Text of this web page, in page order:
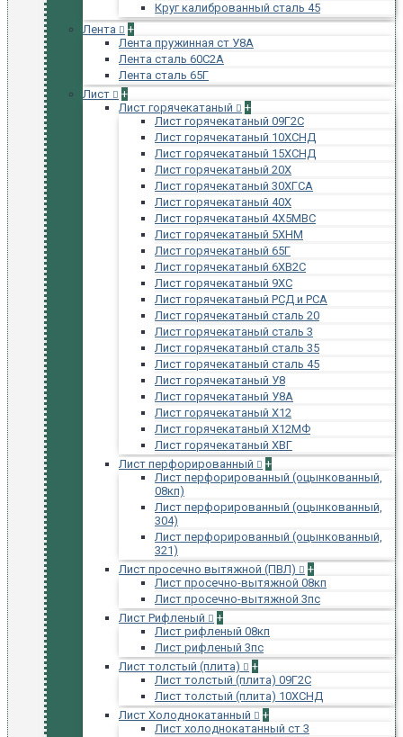
Круг калиброванный сталь 45
Лента
+
Лента пружинная ст У8А
Лента сталь 60С2А
Лента сталь 65Г
Лист
+
Лист горячекатаный
+
Лист горячекатаный 09Г2С
Лист горячекатаный 10ХСНД
Лист горячекатаный 15ХСНД
Лист горячекатаный 20Х
Лист горячекатаный 30ХГСА
Лист горячекатаный 40Х
Лист горячекатаный 4Х5МВС
Лист горячекатаный 5ХНМ
Лист горячекатаный 65Г
Лист горячекатаный 6ХВ2С
Лист горячекатаный 9ХС
Лист горячекатаный РСД и РСА
Лист горячекатаный сталь 20
Лист горячекатаный сталь 3
Лист горячекатаный сталь 35
Лист горячекатаный сталь 45
Лист горячекатаный У8
Лист горячекатаный У8А
Лист горячекатаный Х12
Лист горячекатаный Х12МФ
Лист горячекатаный ХВГ
Лист перфорированный
+
Лист перфорированный (оцынкованный,
08кп)
Лист перфорированный (оцынкованный,
304)
Лист перфорированный (оцынкованный,
321)
Лист просечно вытяжной (ПВЛ)
+
Лист просечно-вытяжной 08кп
Лист просечно-вытяжной 3пс
Лист Рифленый
+
Лист рифленый 08кп
Лист рифленый 3пс
Лист толстый (плита)
+
Лист толстый (плита) 09Г2С
Лист толстый (плита) 10ХСНД
Лист Холоднокатанный
+
Лист холоднокатанный ст 3